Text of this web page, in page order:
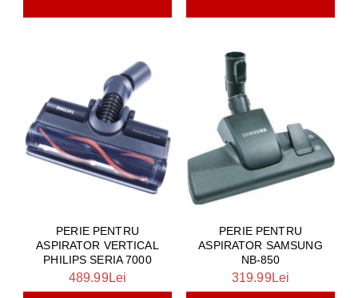
PERIE PENTRU
ASPIRATOR VERTICAL
PHILIPS SERIA 7000
489.99Lei
PERIE PENTRU
ASPIRATOR SAMSUNG
NB-850
319.99Lei